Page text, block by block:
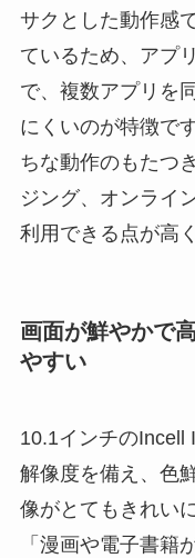
サクとした動作感
ているため、アプ
で、複数アプリを
にくいのが特徴で
ちな動作のもたつ
ジング、オンライ
利用できる点が高
画面が鮮やかで
やすい
10.1インチのIncell
解像度を備え、色
像がとてもきれい
「漫画や電子書籍